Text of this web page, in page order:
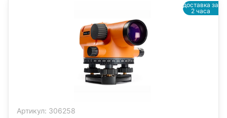
Артикул: 306258
доставка за
2 часа